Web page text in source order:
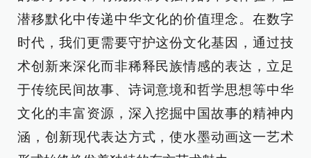
潜移默化中传递中华文化的价值理念。在数字
时代，我们更需要守护这份文化基因，通过技
术创新来深化而非稀释民族情感的表达，立足
于传统民间故事、诗词意境和哲学思想等中华
文化的丰富资源，深入挖掘中国故事的精神内
涵，创新现代表达方式，使水墨动画这一艺术